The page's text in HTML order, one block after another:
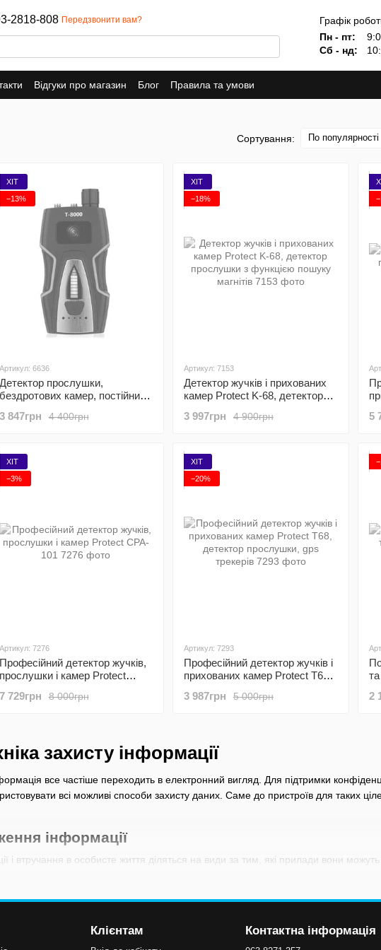
2818-808 Передзвонити вам?
Графік
Пн - пт:
Сб - нд:
Відгуки про магазин Блог Правила та умови
Сортування: По популярності
захисту інформації
все частіше переходить в електронний вигляд. Для підтримки
всі можливі способи захисту даних. Саме до пристроїв для таких
інформації
і втручання в особисте життя діляться на види за тим, які прилади вони
і підбирати їх потрібно з урахуванням подалі експлуатації.
який вибрати для певних цілей
оптичний пошук. Вони шукають камеру за допомогою світлового
ХІТ
−13%
Артикул: 6636
Детектор прослушки,
бездротових камер, постійних
Scanner T-8000
4 400грн
3 847грн
ХІТ
−18%
Артикул: 7153
Детектор жучків і прихованих
камер Protect K-68, детектор
магнітів
4 900грн
3 997грн 5
ХІТ
−3%
Артикул: 7276
Професійний детектор жучків,
прослушки і камер Protect
8 000грн
7 729грн
ХІТ
−20%
Артикул: 7293
Професійний детектор жучків і
прихованих камер Protect T68,
трекерів
5 000грн
3 987грн 2
Клієнтам Контактна інформація